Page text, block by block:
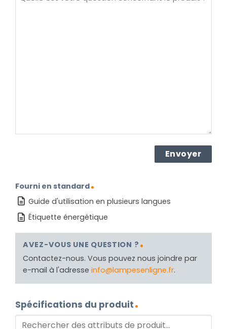
Fourni en standard
Guide d'utilisation en plusieurs langues
Étiquette énergétique
AVEZ-VOUS UNE QUESTION ?
Contactez-nous. Vous pouvez nous joindre par
e-mail à l'adresse info@lampesenligne.fr.
Spécifications du produit